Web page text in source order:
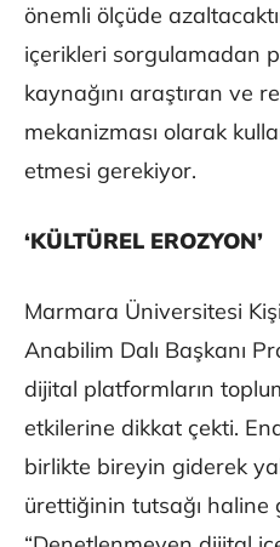
önemli ölçüde
içerikleri sorgulamadan
kaynağını araştıran ve
mekanizması olarak
etmesi gerekiyor.
‘KÜLTÜREL EROZYON’
Marmara Üniversitesi
Anabilim Dalı Başkanı
dijital platformların
etkilerine dikkat çekti.
birlikte bireyin giderek
ürettiğinin tutsağı haline